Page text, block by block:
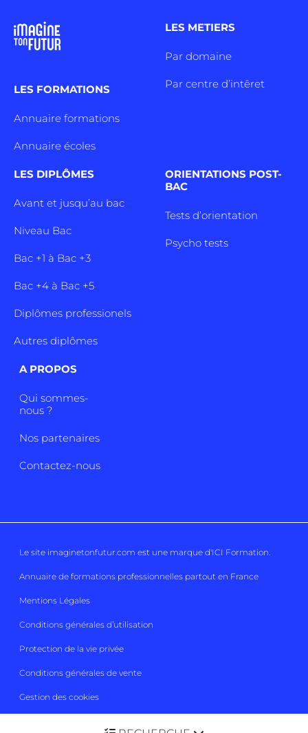
LES FORMATIONS
Annuaire formations
Annuaire écoles
LES METIERS
Par domaine
Par centre d’intêret
LES DIPLÔMES
Avant et jusqu’au bac
Niveau Bac
Bac +1 à Bac +3
Bac +4 à Bac +5
Diplômes professionels
Autres diplômes
ORIENTATIONS POST-
BAC
Tests d’orientation
Psycho tests
A PROPOS
Qui sommes-
nous ?
Nos partenaires
Contactez-nous
Le site imaginetonfutur.com est une marque d'ICI Formation.
Annuaire de formations professionnelles partout en France
Mentions Légales
Conditions générales d’utilisation
Protection de la vie privée
Conditions générales de vente
Gestion des cookies
Imaginetonfutur 2026 Tous droits réservés